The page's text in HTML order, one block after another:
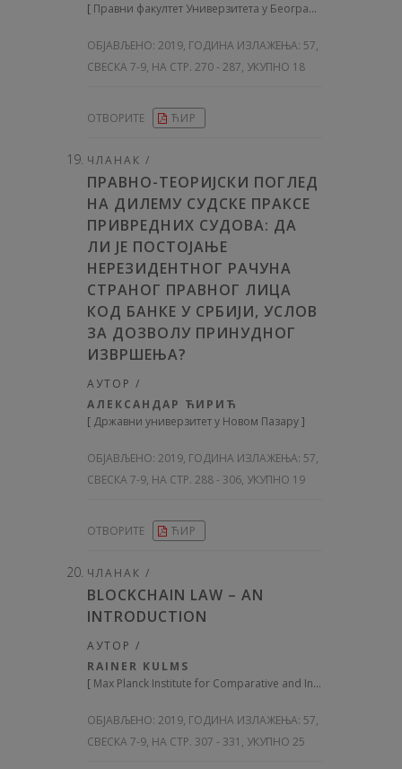
[ Правни факултет Универзитета у Београду
ОБЈАВЉЕНО: 2019, ГОДИНА ИЗЛАЖЕЊА: 57,
СВЕСКА 7-9, НА СТР. 270 - 287, УКУПНО 18
ОТВОРИТЕ ЋИР
ЧЛАНАК /
ПРАВНО-ТЕОРИЈСКИ ПОГЛЕД
НА ДИЛЕМУ СУДСКЕ ПРАКСЕ
ПРИВРЕДНИХ СУДОВА: ДА
ЛИ ЈЕ ПОСТОЈАЊЕ
НЕРЕЗИДЕНТНОГ РАЧУНА
СТРАНОГ ПРАВНОГ ЛИЦА
КОД БАНКЕ У СРБИЈИ, УСЛОВ
ЗА ДОЗВОЛУ ПРИНУДНОГ
ИЗВРШЕЊА?
АУТОР /
АЛЕКСАНДАР ЋИРИЋ
[ Државни универзитет у Новом Пазару]
ОБЈАВЉЕНО: 2019, ГОДИНА ИЗЛАЖЕЊА: 57,
СВЕСКА 7-9, НА СТР. 288 - 306, УКУПНО 19
ОТВОРИТЕ ЋИР
ЧЛАНАК /
BLOCKCHAIN LAW – AN
INTRODUCTION
АУТОР /
RAINER KULMS
[ Max Planck Institute for Comparative and International Private Law, Hamburg, Germany, China University of Political Science and Law, Beijing
ОБЈАВЉЕНО: 2019, ГОДИНА ИЗЛАЖЕЊА: 57,
СВЕСКА 7-9, НА СТР. 307 - 331, УКУПНО 25